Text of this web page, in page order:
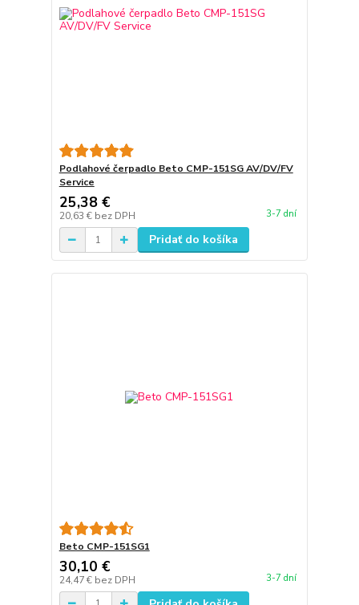
Podlahové čerpadlo Beto CMP-151SG AV/DV/FV
Service
25,38 €
20,63 € bez DPH 3-7 dní
Pridať do košíka
Beto CMP-151SG1
30,10 €
24,47 € bez DPH 3-7 dní